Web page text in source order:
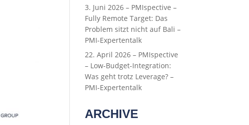
3. Juni 2026 – PMIspective –
Fully Remote Target: Das
Problem sitzt nicht auf Bali –
PMI-Expertentalk
22. April 2026 – PMIspective
– Low-Budget-Integration:
Was geht trotz Leverage? –
PMI-Expertentalk
ARCHIVE